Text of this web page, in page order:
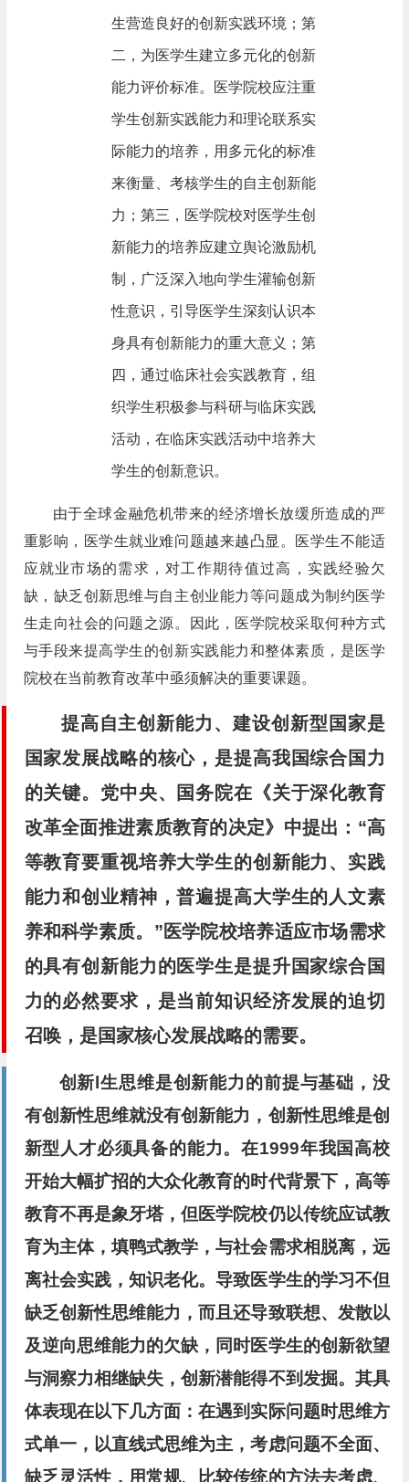
生营造良好的创新实践环境；第
二，为医学生建立多元化的创新
能力评价标准。医学院校应注重
学生创新实践能力和理论联系实
际能力的培养，用多元化的标准
来衡量、考核学生的自主创新能
力；第三，医学院校对医学生创
新能力的培养应建立舆论激励机
制，广泛深入地向学生灌输创新
性意识，引导医学生深刻认识本
身具有创新能力的重大意义；第
四，通过临床社会实践教育，组
织学生积极参与科研与临床实践
活动，在临床实践活动中培养大
学生的创新意识。
由于全球金融危机带来的经济增长放缓所造成的严
重影响，医学生就业难问题越来越凸显。医学生不能适
应就业市场的需求，对工作期待值过高，实践经验欠
缺，缺乏创新思维与自主创业能力等问题成为制约医学
生走向社会的问题之源。因此，医学院校采取何种方式
与手段来提高学生的创新实践能力和整体素质，是医学
院校在当前教育改革中亟须解决的重要课题。
提高自主创新能力、建设创新型国家是
国家发展战略的核心，是提高我国综合国力
的关键。党中央、国务院在《关于深化教育
改革全面推进素质教育的决定》中提出：“高
等教育要重视培养大学生的创新能力、实践
能力和创业精神，普遍提高大学生的人文素
养和科学素质。”医学院校培养适应市场需求
的具有创新能力的医学生是提升国家综合国
力的必然要求，是当前知识经济发展的迫切
召唤，是国家核心发展战略的需要。
创新l生思维是创新能力的前提与基础，没
有创新性思维就没有创新能力，创新性思维是创
新型人才必须具备的能力。在1999年我国高校
开始大幅扩招的大众化教育的时代背景下，高等
教育不再是象牙塔，但医学院校仍以传统应试教
育为主体，填鸭式教学，与社会需求相脱离，远
离社会实践，知识老化。导致医学生的学习不但
缺乏创新性思维能力，而且还导致联想、发散以
及逆向思维能力的欠缺，同时医学生的创新欲望
与洞察力相继缺失，创新潜能得不到发掘。其具
体表现在以下几方面：在遇到实际问题时思维方
式单一，以直线式思维为主，考虑问题不全面、
缺乏灵活性，用常规、比较传统的方法去考虑、